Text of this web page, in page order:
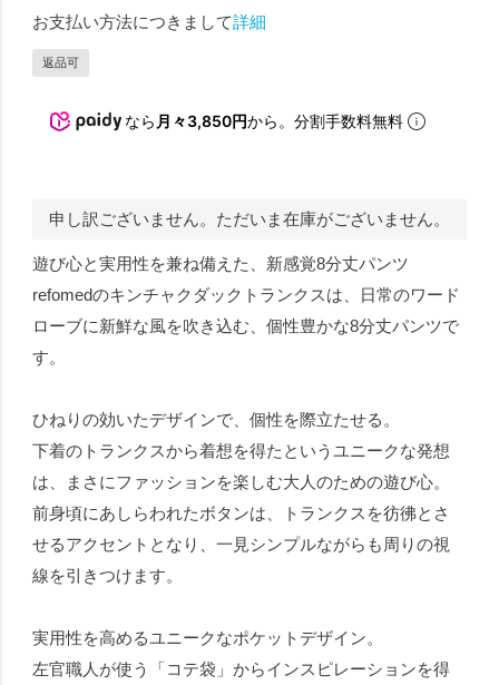
お支払い方法につきまして詳細
返品可
なら 月々3,850円から。分割手数料無料
申し訳ございません。ただいま在庫がございません。
遊び心と実用性を兼ね備えた、新感覚8分丈パンツ
refomedのキンチャクダックトランクスは、日常のワード
ローブに新鮮な風を吹き込む、個性豊かな8分丈パンツで
す。
ひねりの効いたデザインで、個性を際立たせる。
下着のトランクスから着想を得たというユニークな発想
は、まさにファッションを楽しむ大人のための遊び心。
前身頃にあしらわれたボタンは、トランクスを彷彿とさ
せるアクセントとなり、一見シンプルながらも周りの視
線を引きつけます。
実用性を高めるユニークなポケットデザイン。
左官職人が使う「コテ袋」からインスピレーションを得